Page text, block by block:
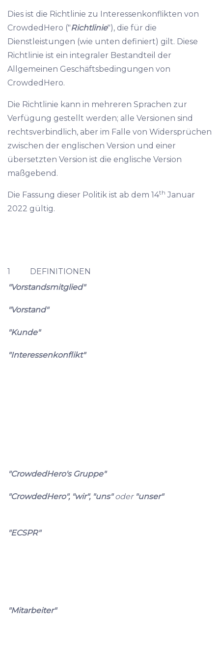
Dies ist die Richtlinie zu Interessenkonflikten von
CrowdedHero ("Richtlinie"), die für die
Dienstleistungen (wie unten definiert) gilt. Diese
Richtlinie ist ein integraler Bestandteil der
Allgemeinen Geschäftsbedingungen von
CrowdedHero.
Die Richtlinie kann in mehreren Sprachen zur
Verfügung gestellt werden; alle Versionen sind
rechtsverbindlich, aber im Falle von Widersprüchen
zwischen der englischen Version und einer
übersetzten Version ist die englische Version
maßgebend.
Die Fassung dieser Politik ist ab dem 14th Januar
2022 gültig.
1 DEFINITIONEN
"Vorstandsmitglied"
"Vorstand"
"Kunde"
"Interessenkonflikt"
"CrowdedHero's Gruppe"
"CrowdedHero", "wir", "uns"oder "unser"
"ECSPR"
"Mitarbeiter"